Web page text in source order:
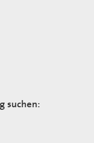
suchen: